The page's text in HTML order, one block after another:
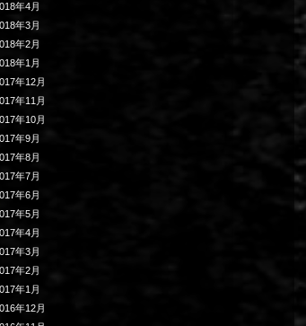
年4月
年3月
年2月
年1月
年12月
年11月
年10月
年9月
年8月
年7月
年6月
年5月
年4月
年3月
年2月
年1月
年12月